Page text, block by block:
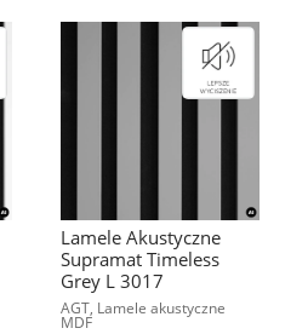
Lamele Akustyczne
Supramat Timeless
Grey L 3017
AGT, Lamele akustyczne
MDF